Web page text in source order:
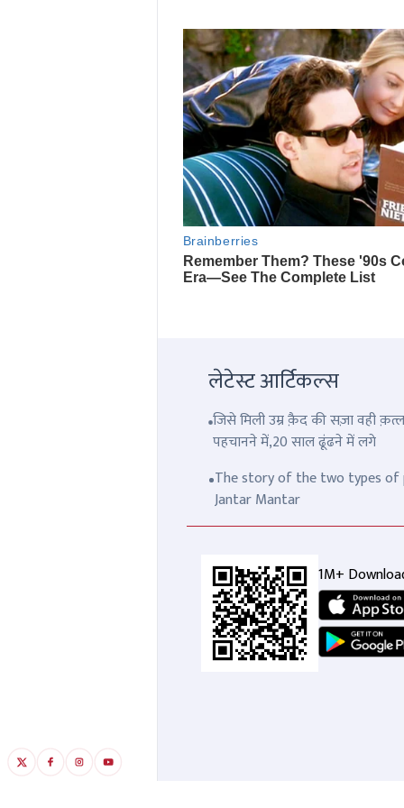
लेटेस्ट आर्टिकल्स
जिसे मिली उम्र क़ैद की सज़ा वही
पहचानने में,20 साल ढूंढने में लगे
The story of the two types of
Jantar Mantar
1M+